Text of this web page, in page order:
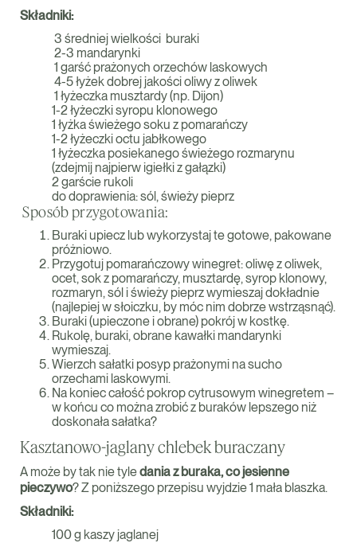
Składniki:
3 średniej wielkości buraki
2-3 mandarynki
1 garść prażonych orzechów laskowych
4-5 łyżek dobrej jakości oliwy z oliwek
1 łyżeczka musztardy (np. Dijon)
1-2 łyżeczki syropu klonowego
1 łyżka świeżego soku z pomarańczy
1-2 łyżeczki octu jabłkowego
1 łyżeczka posiekanego świeżego rozmarynu
(zdejmij najpierw igiełki z gałązki)
2 garście rukoli
do doprawienia: sól, świeży pieprz
Sposób przygotowania:
Buraki upiecz lub wykorzystaj te gotowe, pakowane
próżniowo.
Przygotuj pomarańczowy winegret: oliwę z oliwek,
ocet, sok z pomarańczy, musztardę, syrop klonowy,
rozmaryn, sól i świeży pieprz wymieszaj dokładnie
(najlepiej w słoiczku, by móc nim dobrze wstrząsnąć).
Buraki (upieczone i obrane) pokrój w kostkę.
Rukolę, buraki, obrane kawałki mandarynki
wymieszaj.
Wierzch sałatki posyp prażonymi na sucho
orzechami laskowymi.
Na koniec całość pokrop cytrusowym winegretem –
w końcu co można zrobić z buraków lepszego niż
doskonała sałatka?
Kasztanowo-jaglany chlebek buraczany
A może by tak nie tyledania z buraka, co jesienne
pieczywo? Z poniższego przepisu wyjdzie 1 mała blaszka.
Składniki:
100 g kaszy jaglanej